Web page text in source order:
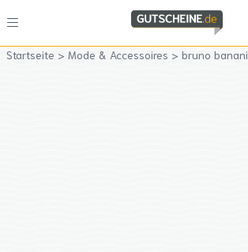
Startseite > Mode & Accessoires > bruno banani